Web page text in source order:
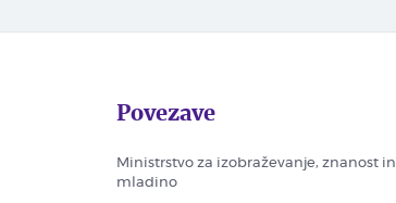
Povezave
Ministrstvo za izobraževanje, znanost in
mladino